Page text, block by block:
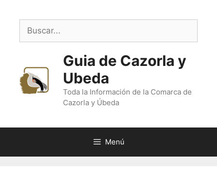
contenido
Buscar:
Guia de Cazorla y
Ubeda
Toda la Información de la Comarca de
Cazorla y Úbeda
Menú